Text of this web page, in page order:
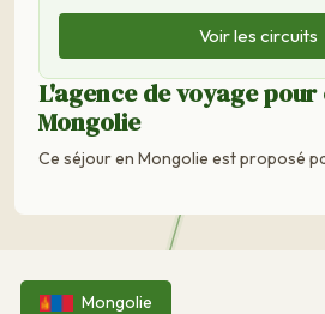
Voir les circuits
L'agence de voyage
Mongolie
Ce séjour en Mongolie est proposé
Mongolie